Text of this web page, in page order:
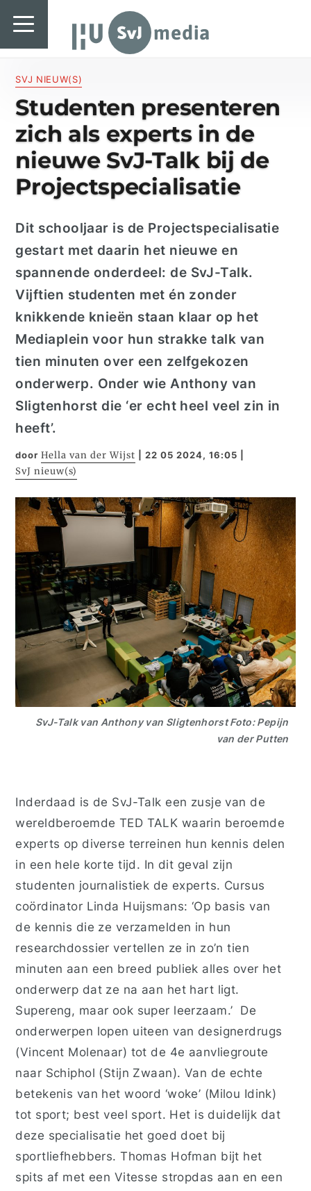
SvJ media
SVJ NIEUW(S)
Studenten presenteren
zich als experts in de
nieuwe SvJ-Talk bij de
Projectspecialisatie
Dit schooljaar is de Projectspecialisatie
gestart met daarin het nieuwe en
spannende onderdeel: de SvJ-Talk.
Vijftien studenten met én zonder
knikkende knieën staan klaar op het
Mediaplein voor hun strakke talk van
tien minuten over een zelfgekozen
onderwerp. Onder wie Anthony van
Sligtenhorst die ‘er echt heel veel zin in
heeft’.
doorHella van der Wijst |22 05 2024, 16:05
SvJ nieuw(s)
SvJ-Talk van Anthony van Sligtenhorst Foto: Pepijn
van der Putten
Inderdaad is de SvJ-Talk een zusje van de
wereldberoemde TED TALK waarin beroemde
experts op diverse terreinen hun kennis delen
in een hele korte tijd. In dit geval zijn
studenten journalistiek de experts. Cursus
coördinator Linda Huijsmans: ‘Op basis van
de kennis die ze verzamelden in hun
researchdossier vertellen ze in zo’n tien
minuten aan een breed publiek alles over het
onderwerp dat ze na aan het hart ligt.
Supereng, maar ook super leerzaam.’ De
onderwerpen lopen uiteen van designerdrugs
(Vincent Molenaar) tot de 4e aanvliegroute
naar Schiphol (Stijn Zwaan). Van de echte
betekenis van het woord ‘woke’ (Milou Idink)
tot sport; best veel sport. Het is duidelijk dat
deze specialisatie het goed doet bij
sportliefhebbers. Thomas Hofman bijt het
spits af met een Vitesse stropdas aan en een
SvJ media
Landelijk
Regionaal
Specials & International
In de praktijk
Freelancebureau
Introductiefestival
Agenda & Vacatures